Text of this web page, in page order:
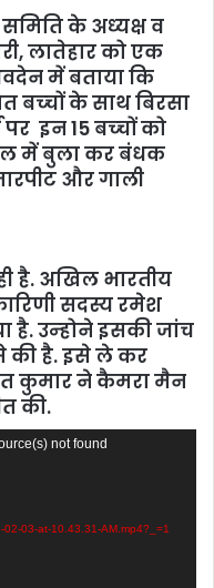
के अध्‍यक्ष व
लातेहार को एक
में बताया कि
बच्‍चों के साथ बिरसा
पर इन 15 बच्‍चों को
में बुला कर बंधक
और गाली
है. अखिल भारतीय
सदस्‍य रमेश
है. उन्‍होने इसकी जांच
की है. इसे ले कर
कुमार ने कैमरा मैन
की.
not found
03-at-10.43.31-AM.mp4?_=1